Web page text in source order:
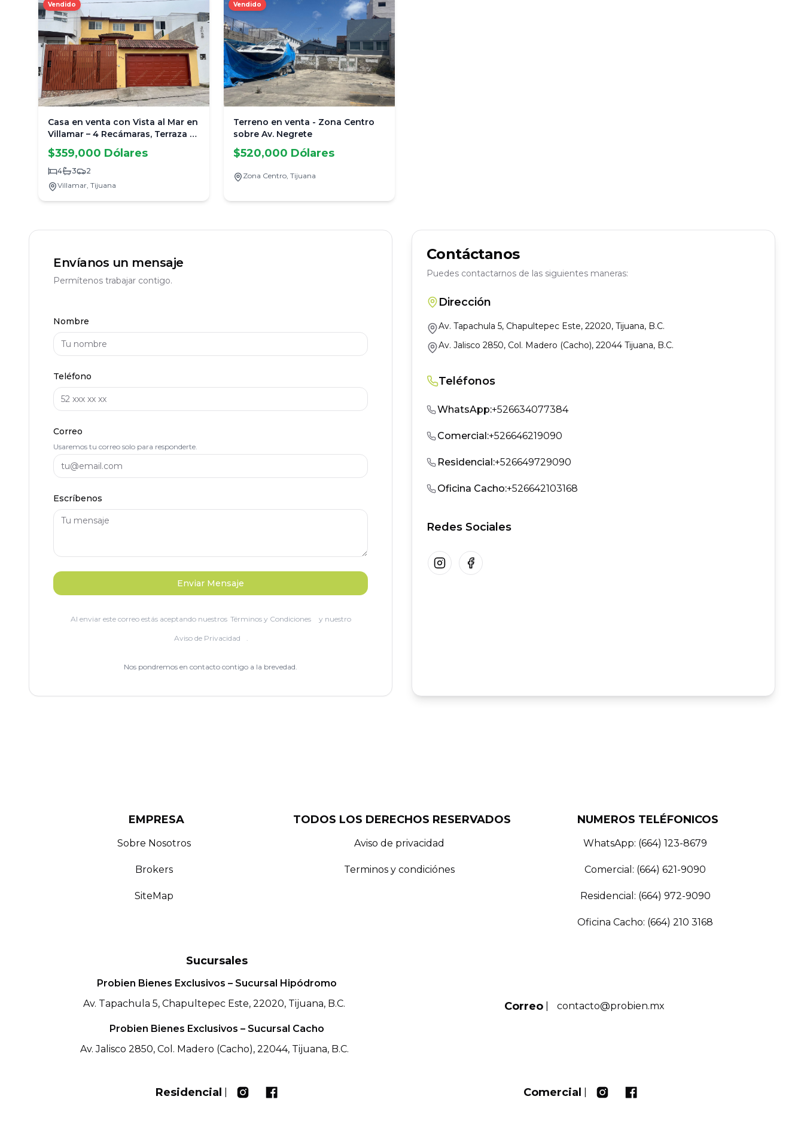
Vendido
Casa en venta con Vista al Mar en
Villamar – 4 Recámaras, Terraza y
Patio con Pérgola
$359,000 Dólares
4 3
2
Villamar, Tijuana
Vendido
Terreno en venta - Zona Centro
sobre Av. Negrete
$520,000 Dólares
Zona Centro, Tijuana
Envíanos un mensaje
Permítenos trabajar contigo.
Nombre
Teléfono
Correo
Usaremos tu correo solo para responderte.
Escríbenos
Enviar Mensaje
Al enviar este correo estás aceptando nuestros Términos y Condiciones y nuestro
Aviso de Privacidad .
Nos pondremos en contacto contigo a la brevedad.
Contáctanos
Puedes contactarnos de las siguientes maneras:
Dirección
Av. Tapachula 5, Chapultepec Este, 22020, Tijuana, B.C.
Av. Jalisco 2850, Col. Madero (Cacho), 22044 Tijuana, B.C.
Teléfonos
WhatsApp:+526634077384
Comercial:+526646219090
Residencial:+526649729090
Oficina Cacho:+526642103168
Redes Sociales
InstagramFacebook
EMPRESA
Sobre Nosotros
Brokers
SiteMap
TODOS LOS DERECHOS RESERVADOS
Aviso de privacidad
Terminos y condiciónes
NUMEROS TELÉFONICOS
WhatsApp: (664) 123-8679
Comercial: (664) 621-9090
Residencial: (664) 972-9090
Oficina Cacho: (664) 210 3168
Sucursales
Probien Bienes Exclusivos – Sucursal Hipódromo
Av. Tapachula 5, Chapultepec Este, 22020, Tijuana, B.C.
Probien Bienes Exclusivos – Sucursal Cacho
Av. Jalisco 2850, Col. Madero (Cacho), 22044, Tijuana, B.C.
Correo contacto@probien.mx
Residencial Comercial